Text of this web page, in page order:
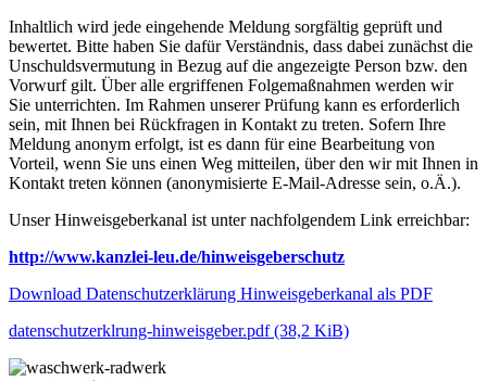
Inhaltlich wird jede eingehende Meldung sorgfältig geprüft und
bewertet. Bitte haben Sie dafür Verständnis, dass dabei zunächst die
Unschuldsvermutung in Bezug auf die angezeigte Person bzw. den
Vorwurf gilt. Über alle ergriffenen Folgemaßnahmen werden wir
Sie unterrichten. Im Rahmen unserer Prüfung kann es erforderlich
sein, mit Ihnen bei Rückfragen in Kontakt zu treten. Sofern Ihre
Meldung anonym erfolgt, ist es dann für eine Bearbeitung von
Vorteil, wenn Sie uns einen Weg mitteilen, über den wir mit Ihnen in
Kontakt treten können (anonymisierte E‑Mail-Adresse sein, o.Ä.).
Unser Hinweisgeberkanal ist unter nachfolgendem Link erreichbar:
http://www.kanzlei-leu.de/hinweisgeberschutz
Download Datenschutzerklärung Hinweisgeberkanal als PDF
datenschutzerklrung-hinweisgeber.pdf(38,2 KiB)